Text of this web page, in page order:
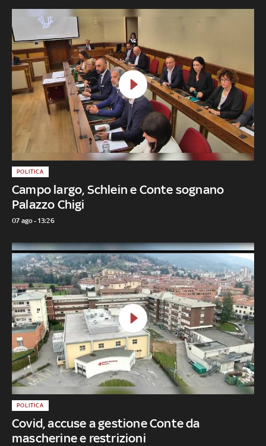
Campo largo, Schlein e Conte sognano
Palazzo Chigi
POLITICA
07 ago - 13:26
Covid, accuse a gestione Conte da
mascherine e restrizioni
POLITICA